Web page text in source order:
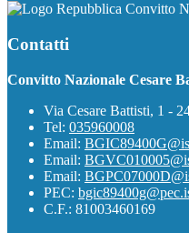
Convitto
Contatti
Convitto Nazionale Cesare
Via Cesare Battisti, 1 -
Tel: 035960008
Email:
Email:
Email:
PEC:
C.F.: 81003460169